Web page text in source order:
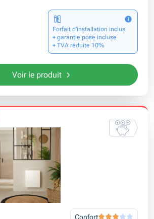
Forfait d’installation inclus
+ garantie pose incluse
+ TVA réduite 10%
Voir le produit
Confort